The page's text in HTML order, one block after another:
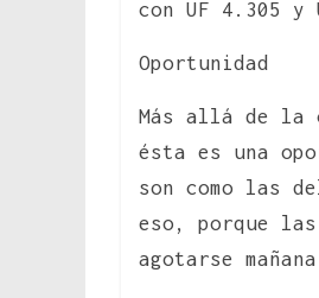
con UF 4.305 y
Oportunidad
Más allá de la
ésta es una
son como las
eso, porque las
agotarse